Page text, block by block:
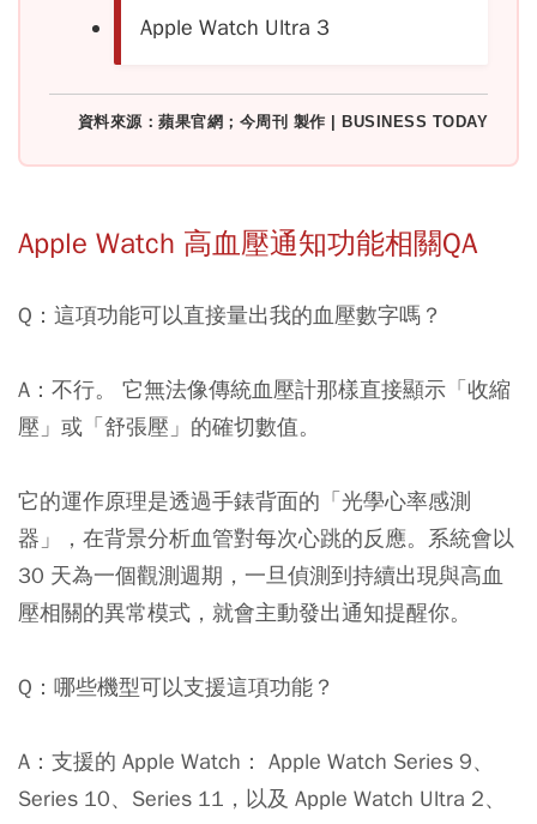
Apple Watch Ultra 3
資料來源：蘋果官網；今周刊 製作 | BUSINESS TODAY
Apple Watch 高血壓通知功能相關QA
Q：這項功能可以直接量出我的血壓數字嗎？
A：不行。 它無法像傳統血壓計那樣直接顯示「收縮
壓」或「舒張壓」的確切數值。
它的運作原理是透過手錶背面的「光學心率感測
器」，在背景分析血管對每次心跳的反應。系統會以
30 天為一個觀測週期，一旦偵測到持續出現與高血
壓相關的異常模式，就會主動發出通知提醒你。
Q：哪些機型可以支援這項功能？
A：支援的 Apple Watch： Apple Watch Series 9、
Series 10、Series 11，以及 Apple Watch Ultra 2、